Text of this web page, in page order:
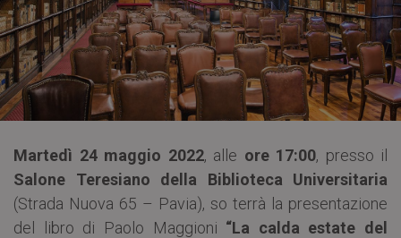
Martedì 24 maggio 2022, alle ore 17:00, presso il
Salone Teresiano della Biblioteca Universitaria
(Strada Nuova 65 – Pavia), so terrà la presentazione
del libro di Paolo Maggioni “La calda estate del